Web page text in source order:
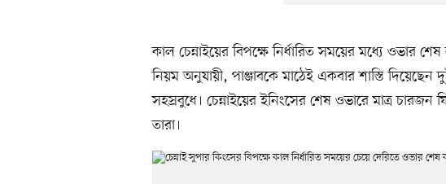
কাল চেন্নাইয়ের বিপক্ষে নির্ধারিত সময়ের মধ্যে ওভার
নিয়ম অনুযায়ী, পাঞ্জাবকে মাঠেই একবার শাস্তি
সহস্রবুধে। চেন্নাইয়ের ইনিংসের শেষ ওভারে মাত্র
তারা।